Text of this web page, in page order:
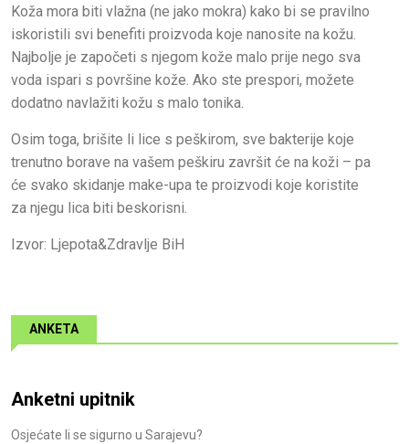
Koža mora biti vlažna (ne jako mokra) kako bi se pravilno
iskoristili svi benefiti proizvoda koje nanosite na kožu.
Najbolje je započeti s njegom kože malo prije nego sva
voda ispari s površine kože. Ako ste prespori, možete
dodatno navlažiti kožu s malo tonika.
Osim toga, brišite li lice s peškirom, sve bakterije koje
trenutno borave na vašem peškiru završit će na koži – pa
će svako skidanje make-upa te proizvodi koje koristite
za njegu lica biti beskorisni.
Izvor: Ljepota&Zdravlje BiH
ANKETA
Anketni upitnik
Osjećate li se sigurno u Sarajevu?